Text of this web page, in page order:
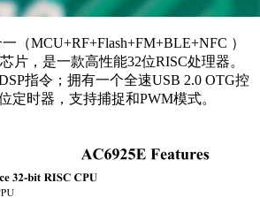
（MCU+RF+Flash+FM+BLE+NFC ）
片，是一款高性能32位RISC处理器。
指令；拥有一个全速USB 2.0 OTG控
定时器，支持捕捉和PWM模式。